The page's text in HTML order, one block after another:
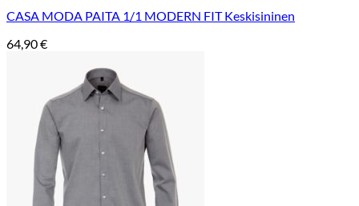
CASA MODA PAITA 1/1 MODERN FIT Keskisininen
64,90€